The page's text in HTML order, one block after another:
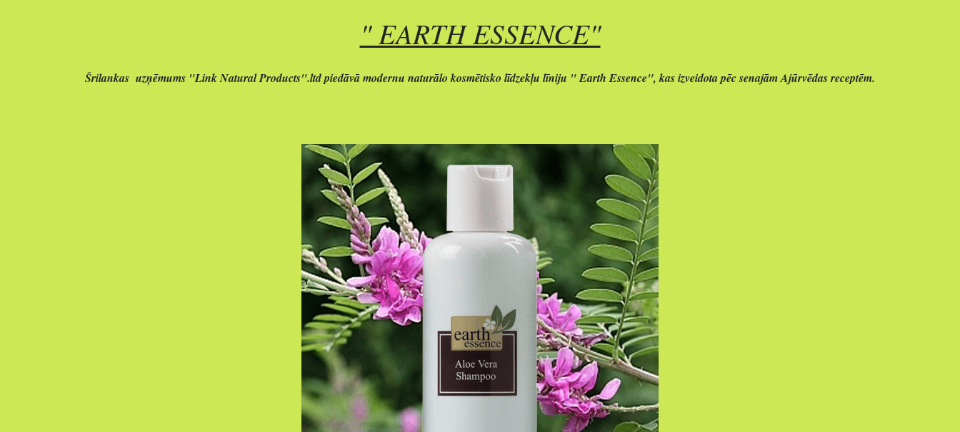
" EARTH ESSENCE"
Šrilankas uzņēmums "Link Natural Products".ltd piedāvā modernu naturālo kosmētisko līdzekļu līniju " Earth Essence", kas izveidota pēc senajām Ajūrvēdas receptēm.